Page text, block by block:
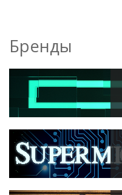
Бренды